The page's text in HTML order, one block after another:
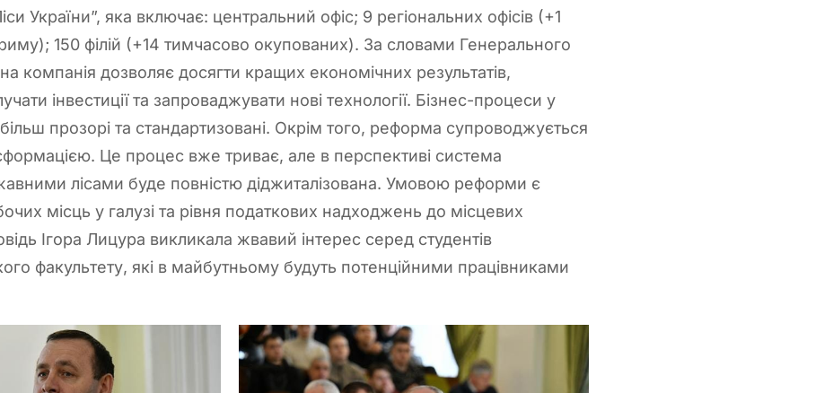
України”, яка включає: центральний офіс; 9 регіональних офісів (+1
150 філій (+14 тимчасово окупованих). За словами Генерального
компанія дозволяє досягти кращих економічних результатів,
інвестиції та запроваджувати нові технології. Бізнес-процеси у
більш прозорі та стандартизовані. Окрім того, реформа супроводжується
Це процес вже триває, але в перспективі система
лісами буде повністю діджиталізована. Умовою реформи є
місць у галузі та рівня податкових надходжень до місцевих
Ігора Лицура викликала жвавий інтерес серед студентів
факультету, які в майбутньому будуть потенційними працівниками